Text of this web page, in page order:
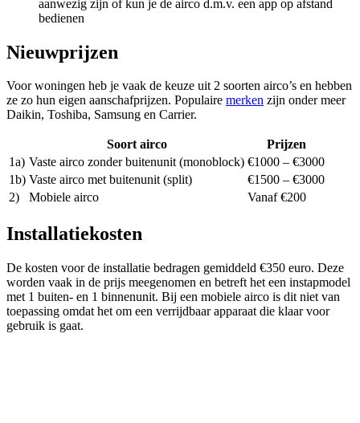
aanwezig zijn of kun je de airco d.m.v. een app op afstand
bedienen
Nieuwprijzen
Voor woningen heb je vaak de keuze uit 2 soorten airco’s en hebben
ze zo hun eigen aanschafprijzen. Populaire merken zijn onder meer
Daikin, Toshiba, Samsung en Carrier.
Soort airco
Prijzen
1a) Vaste airco zonder buitenunit (monoblock) €1000 – €3000
1b) Vaste airco met buitenunit (split)
€1500 – €3000
2)
Mobiele airco Vanaf €200
Installatiekosten
De kosten voor de installatie bedragen gemiddeld €350 euro. Deze
worden vaak in de prijs meegenomen en betreft het een instapmodel
met 1 buiten- en 1 binnenunit. Bij een mobiele airco is dit niet van
toepassing omdat het om een verrijdbaar apparaat die klaar voor
gebruik is gaat.